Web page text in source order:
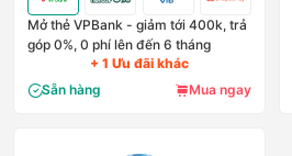
Mở thẻ VPBank - giảm tới 400k, trả
góp 0%, 0 phí lên đến 6 tháng
+ 1 Ưu đãi khác
Sẵn hàng
Mua ngay